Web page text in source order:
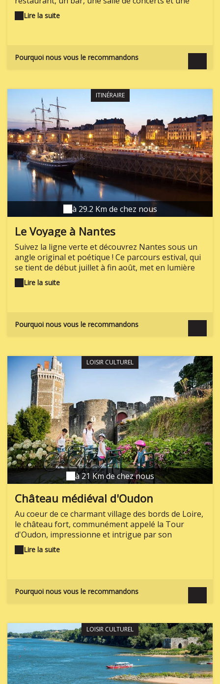
librairie. Un endroit très apprécié des Nantais,
notamment pour son agréable terrasse aménagée
Lire la suite
Pourquoi nous vous le recommandons
ITINÉRAIRE
à 29.2 Km de chez nous
Le Voyage à Nantes
Suivez la ligne verte et découvrez Nantes sous un
angle original et poétique ! Ce parcours estival, qui
se tient de début juillet à fin août, met en lumière
40 points remarquables du patrimoine nantais
(historique, architectural, culturel, naturel,
Lire la suite
Pourquoi nous vous le recommandons
LOISIR CULTUREL
à 21 Km de chez nous
Château médiéval d'Oudon
Au coeur de ce charmant village des bords de Loire,
le château fort, communément appelé la Tour
d'Oudon, impressionne et intrigue par son
architecture remarquable, depuis plus de 600 ans.
Soyez curieux, explorez son enceinte fortifiée,
visite vivante et originale vous attend !
Lire la suite
Pourquoi nous vous le recommandons
LOISIR CULTUREL